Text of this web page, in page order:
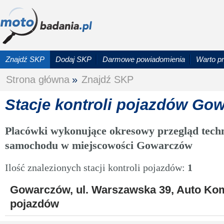
Znajdź SKP Dodaj SKP Darmowe powiadomienia Warto
Strona główna » Znajdź SKP
Stacje kontroli pojazdów
Placówki wykonujące okresowy przegląd
samochodu w miejscowości Gowarczów
Ilość znalezionych stacji kontroli pojazdów: 1
Gowarczów, ul. Warszawska 39, Auto
pojazdów